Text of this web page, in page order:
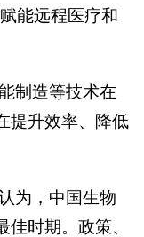
能远程医疗和
制造等技术在
提升效率、降低
为，中国生物
时期。政策、